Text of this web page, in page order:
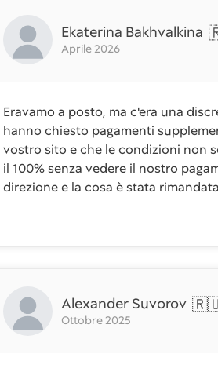
Ekaterina Bakhvalkina
Aprile 2026
Eravamo a posto, ma c'era una
hanno chiesto pagamenti
vostro sito e che le condizioni non
il 100% senza vedere il nostro
direzione e la cosa è stata
Alexander Suvorov
Ottobre 2025